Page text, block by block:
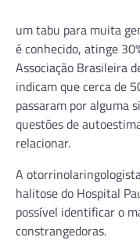
um tabu para muita
é conhecido, atinge
Associação Brasileira
indicam que cerca de
passaram por alguma
questões de
relacionar.
A
halitose do Hospital
possível identificar o
constrangedoras.